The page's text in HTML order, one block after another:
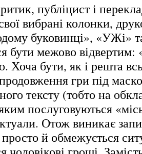
публіцист і
вибрані колонки,
буковинці», «УЖі»
бути межово
Хоча бути, як і решта
гри під
тексту (тобто на
послуговуються
Отож виникає
просто й обмежується